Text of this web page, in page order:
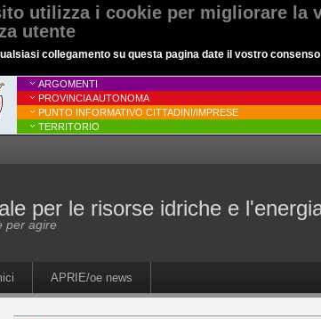
utilizza i cookie per migliorare la
utente
collegamento su questa pagina date il vostro
ARGOMENTI
PROVINCIA AUTONOMA
PUNTO INFORMATIVO CITTADINI/IMPRESE
TERRITORIO
per le risorse idriche e
per agire
APRIE/oe news